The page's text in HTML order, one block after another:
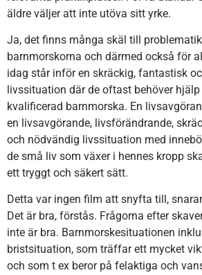
äldre väljer att inte utöva sitt yrke.
Ja, det finns många skäl till
barnmorskorna och därmed också för
idag står inför en skräckig, fantastisk
livssituation där de oftast behöver hjälp
kvalificerad barnmorska. En
en livsavgörande, livsförändrande,
och nödvändig livssituation med
de små liv som växer i hennes kropp
ett tryggt och säkert sätt.
Detta var ingen film att snyfta till,
Det är bra, förstås. Frågorna efter
inte är bra. Barnmorskesituationen
bristsituation, som träffar ett mycket
och som t ex beror på felaktiga och